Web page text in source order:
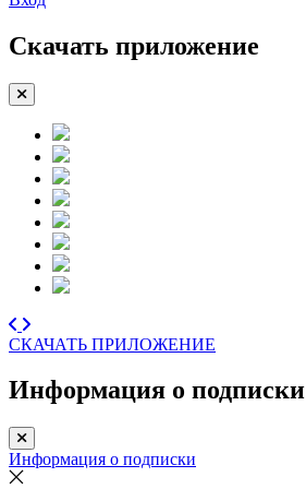
Скачать приложение
СКАЧАТЬ ПРИЛОЖЕНИЕ
Информация о подписки
Информация о подписки